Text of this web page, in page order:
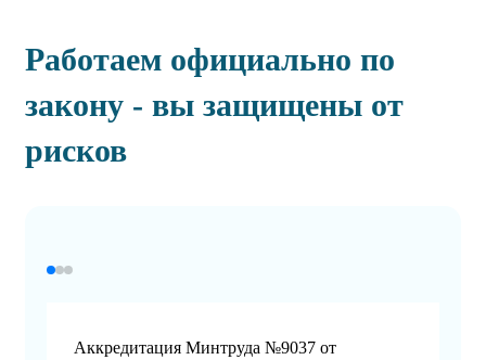
Работаем официально по
закону - вы защищены от
рисков
Аккредитация Минтруда №9037 от